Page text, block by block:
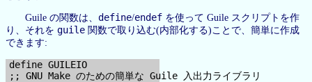
Guile の関数は、 define/endef を使って Guile スクリプトを作
り、それを guile 関数で取り込む(内部化する)ことで、簡単に作成
できます:
define GUILEIO
;; GNU Make のための簡単な Guile 入出力ライブラリ